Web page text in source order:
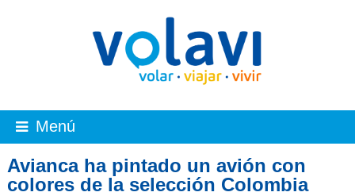
Menú
Avianca ha pintado un avión con
colores de la selección Colombia